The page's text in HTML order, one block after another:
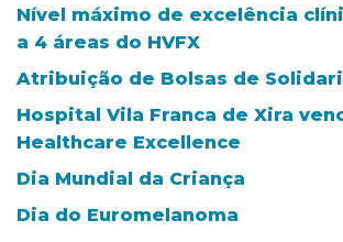
Nível máximo de excelência
a 4 áreas do HVFX
Atribuição de Bolsas de
Hospital Vila Franca de Xira
Healthcare Excellence
Dia Mundial da Criança
Dia do Euromelanoma